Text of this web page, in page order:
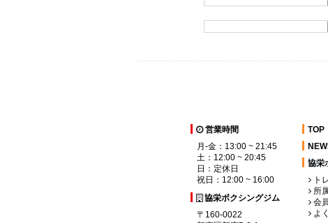
営業時間
月-金：13:00 ~ 21:45
土：12:00 ~ 20:45
日：定休日
祝日：12:00 ~ 16:00
協栄ボクシングジム
〒160-0022
TOP
協栄
ト
所
会
よ